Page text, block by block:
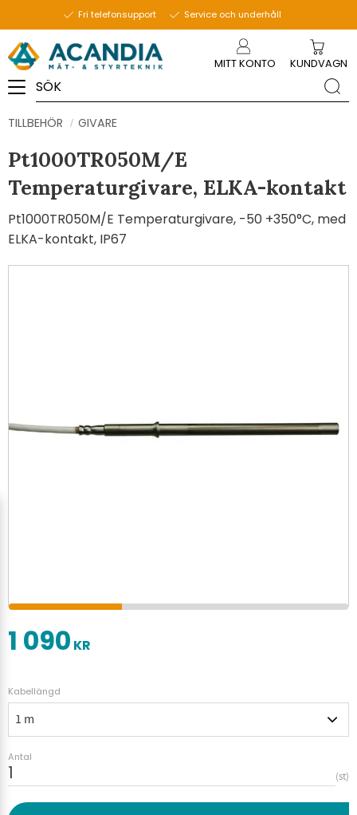
Fri telefonsupport Service och underhåll
MITT KONTO KUNDVAGN
TILLBEHÖR GIVARE
Pt1000TR050M/E
Temperaturgivare, ELKA-kontakt
Pt1000TR050M/E Temperaturgivare, -50 +350°C, med
ELKA-kontakt, IP67
1 090 KR
Kabellängd
Antal
st